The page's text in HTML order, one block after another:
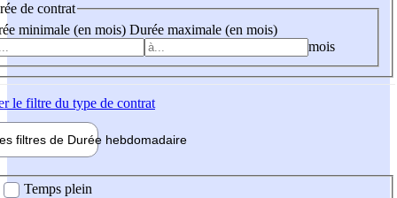
de contrat
minimale (en mois) Durée maximale (en mois)
mois
le filtre du type de contrat
filtres de Durée hebdomadaire
Temps plein